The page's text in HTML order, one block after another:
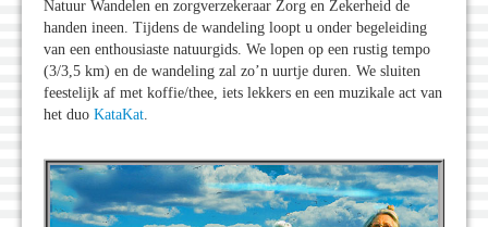
Natuur Wandelen en zorgverzekeraar Zorg en Zekerheid de
handen ineen. Tijdens de wandeling loopt u onder begeleiding
van een enthousiaste natuurgids. We lopen op een rustig tempo
(3/3,5 km) en de wandeling zal zo’n uurtje duren. We sluiten
feestelijk af met koffie/thee, iets lekkers en een muzikale act van
het duo KataKat.